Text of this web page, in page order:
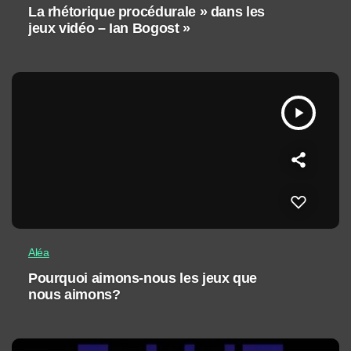
La rhétorique procédurale » dans les
jeux vidéo – Ian Bogost »
play_arrow
Aléa
Pourquoi aimons-nous les jeux que
nous aimons?